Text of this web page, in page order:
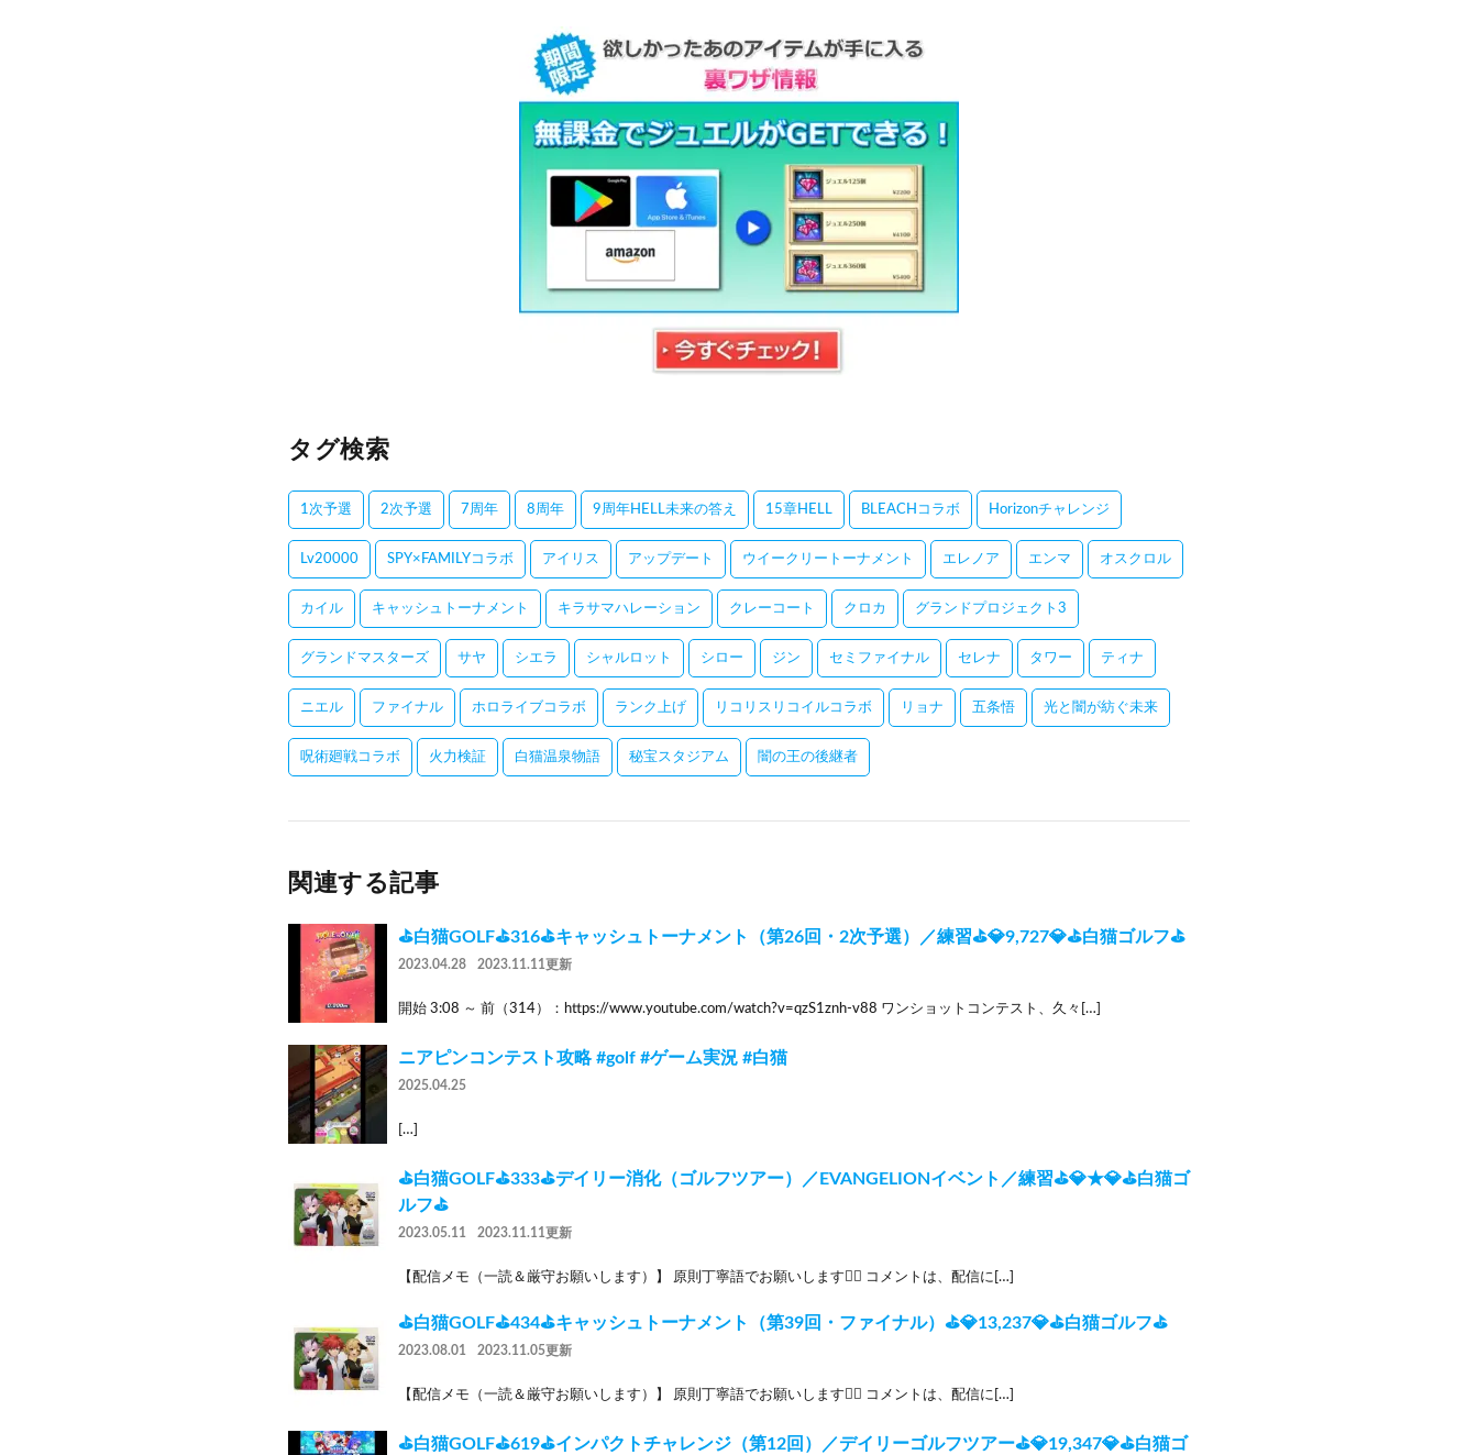
タグ検索
1次予選 2次予選 7周年 8周年 9周年HELL未来の答え 15章HELL BLEACHコラボ Horizonチャレンジ
Lv20000 SPY×FAMILYコラボ アイリス アップデート ウイークリートーナメント エレノア エンマ オスクロル
カイル キャッシュトーナメント キラサマハレーション クレーコート クロカ グランドプロジェクト3
グランドマスターズ サヤ シエラ シャルロット シロー ジン セミファイナル セレナ タワー ティナ
ニエル ファイナル ホロライブコラボ ランク上げ リコリスリコイルコラボ リョナ 五条悟 光と闇が紡ぐ未来
呪術廻戦コラボ 火力検証 白猫温泉物語 秘宝スタジアム 闇の王の後継者
関連する記事
⛳白猫GOLF⛳316⛳キャッシュトーナメント（第26回・2次予選）／練習⛳💎9,727💎⛳白猫ゴルフ⛳
2023.04.28 2023.11.11更新
開始 3:08 ～ 前（314）：https://www.youtube.com/watch?v=qzS1znh-v88 ワンショットコンテスト、久々[…]
ニアピンコンテスト攻略 #golf #ゲーム実況 #白猫
2025.04.25
[…]
⛳白猫GOLF⛳333⛳デイリー消化（ゴルフツアー）／EVANGELIONイベント／練習⛳💎★💎⛳白猫ゴ
ルフ⛳
2023.05.11 2023.11.11更新
【配信メモ（一読＆厳守お願いします）】 原則丁寧語でお願いします🙇‍♂️ コメントは、配信に[…]
⛳白猫GOLF⛳434⛳キャッシュトーナメント（第39回・ファイナル）⛳💎13,237💎⛳白猫ゴルフ⛳
2023.08.01 2023.11.05更新
【配信メモ（一読＆厳守お願いします）】 原則丁寧語でお願いします🙇‍♂️ コメントは、配信に[…]
⛳白猫GOLF⛳619⛳インパクトチャレンジ（第12回）／デイリーゴルフツアー⛳💎19,347💎⛳白猫ゴ